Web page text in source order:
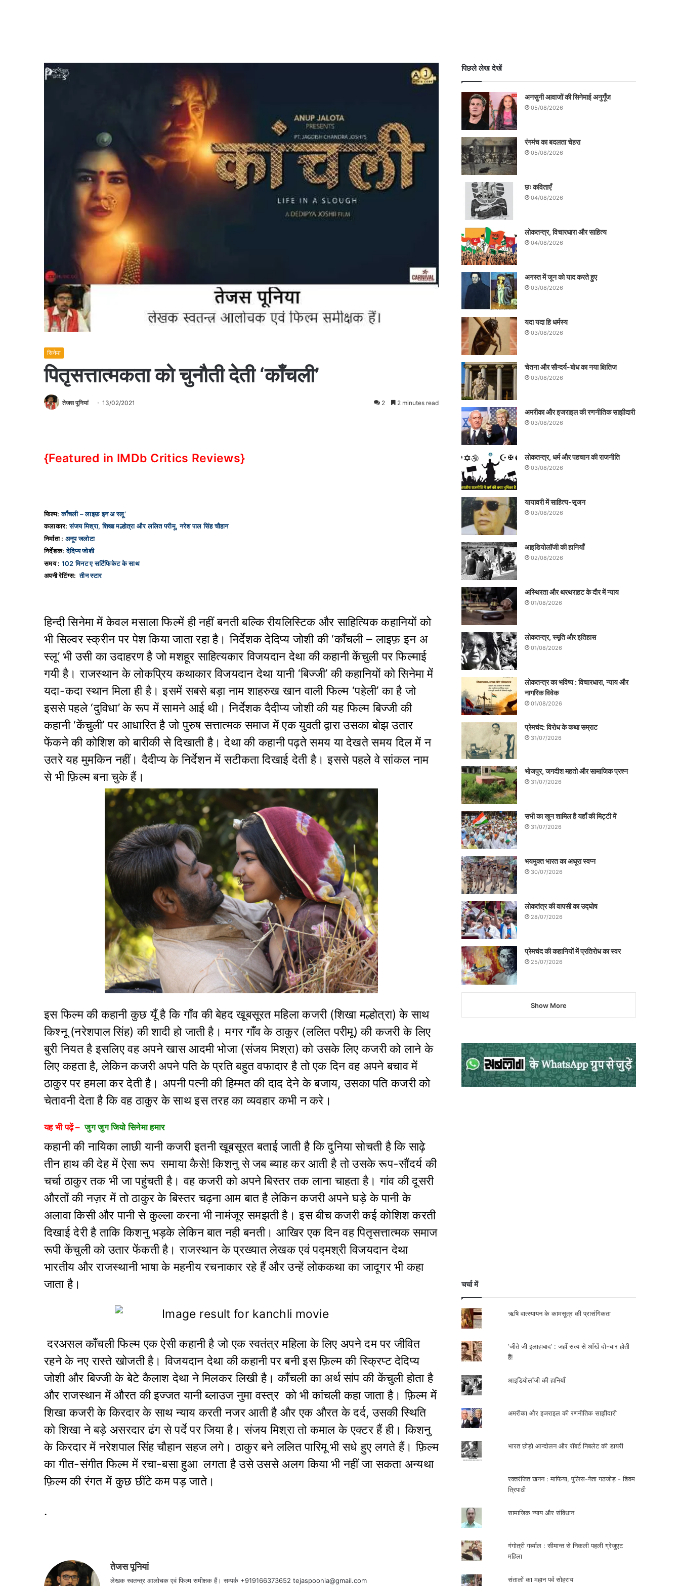
सिनेमा
पितृसत्तात्मकता को चुनौती देती ‘काँचली’
तेजस पूनियां 13/02/2021 2 2 minutes read
{Featured in IMDb Critics Reviews}
फिल्म: काँचली – लाइफ़ इन अ स्लू’
कलाकार: संजय मिश्रा, शिखा मल्होत्रा और ललित परीमू, नरेश पाल सिंह चौहान
निर्माता : अनूप जलोटा
निर्देशक: देदिप्य जोशी
समय : 102 मिनट ए सर्टिफिकेट के साथ
अपनी रेटिंग्स: तीन स्टार
हिन्दी सिनेमा में केवल मसाला फिल्में ही नहीं बनती बल्कि रीयलिस्टिक और साहित्यिक कहानियों को
भी सिल्वर स्क्रीन पर पेश किया जाता रहा है। निर्देशक देदिप्य जोशी की ‘काँचली – लाइफ़ इन अ
स्लू’ भी उसी का उदाहरण है जो मशहूर साहित्यकार विजयदान देथा की कहानी केंचुली पर फिल्माई
गयी है। राजस्थान के लोकप्रिय कथाकार विजयदान देथा यानी ‘बिज्जी’ की कहानियों को सिनेमा में
यदा-कदा स्थान मिला ही है। इसमें सबसे बड़ा नाम शाहरुख खान वाली फिल्म ‘पहेली’ का है जो
इससे पहले ‘दुविधा’ के रूप में सामने आई थी। निर्देशक दैदीप्य जोशी की यह फिल्म बिज्जी की
कहानी ‘केंचुली’ पर आधारित है जो पुरुष सत्तात्मक समाज में एक युवती द्वारा उसका बोझ उतार
फेंकने की कोशिश को बारीकी से दिखाती है। देथा की कहानी पढ़ते समय या देखते समय दिल में न
उतरे यह मुमकिन नहीं। दैदीप्य के निर्देशन में सटीकता दिखाई देती है। इससे पहले वे सांकल नाम
से भी फ़िल्म बना चुके हैं।
इस फिल्म की कहानी कुछ यूँ है कि गाँव की बेहद खूबसूरत महिला कजरी (शिखा मल्होत्रा) के साथ
किश्नू (नरेशपाल सिंह) की शादी हो जाती है। मगर गाँव के ठाकुर (ललित परीमू) की कजरी के लिए
बुरी नियत है इसलिए वह अपने खास आदमी भोजा (संजय मिश्रा) को उसके लिए कजरी को लाने के
लिए कहता है, लेकिन कजरी अपने पति के प्रति बहुत वफादार है तो एक दिन वह अपने बचाव में
ठाकुर पर हमला कर देती है। अपनी पत्नी की हिम्मत की दाद देने के बजाय, उसका पति कजरी को
चेतावनी देता है कि वह ठाकुर के साथ इस तरह का व्यवहार कभी न करे।
यह भी पढ़ें –जुग जुग जियो सिनेमा हमार
कहानी की नायिका लाछी यानी कजरी इतनी खूबसूरत बताई जाती है कि दुनिया सोचती है कि साढ़े
तीन हाथ की देह में ऐसा रूप समाया कैसे! किशनु से जब ब्याह कर आती है तो उसके रूप-सौंदर्य की
चर्चा ठाकुर तक भी जा पहुंचती है। वह कजरी को अपने बिस्तर तक लाना चाहता है। गांव की दूसरी
औरतों की नज़र में तो ठाकुर के बिस्तर चढ़ना आम बात है लेकिन कजरी अपने घड़े के पानी के
अलावा किसी और पानी से कुल्ला करना भी नामंजूर समझती है। इस बीच कजरी कई कोशिश करती
दिखाई देरी है ताकि किशनु भड़के लेकिन बात नही बनती। आखिर एक दिन वह पितृसत्तात्मक समाज
रूपी केंचुली को उतार फेंकती है। राजस्थान के प्रख्यात लेखक एवं पद्मश्री विजयदान देथा
भारतीय और राजस्थानी भाषा के महनीय रचनाकार रहे हैं और उन्हें लोककथा का जादूगर भी कहा
जाता है।
दरअसल काँचली फिल्म एक ऐसी कहानी है जो एक स्वतंत्र महिला के लिए अपने दम पर जीवित
रहने के नए रास्ते खोजती है। विजयदान देथा की कहानी पर बनी इस फ़िल्म की स्क्रिप्ट देदिप्य
जोशी और बिज्जी के बेटे कैलाश देथा ने मिलकर लिखी है। काँचली का अर्थ सांप की केंचुली होता है
और राजस्थान में औरत की इज्जत यानी ब्लाउज नुमा वस्त्र को भी कांचली कहा जाता है। फ़िल्म में
शिखा कजरी के किरदार के साथ न्याय करती नजर आती है और एक औरत के दर्द, उसकी स्थिति
को शिखा ने बड़े असरदार ढंग से पर्दे पर जिया है। संजय मिश्रा तो कमाल के एक्टर हैं ही। किशनु
के किरदार में नरेशपाल सिंह चौहान सहज लगे। ठाकुर बने ललित पारिमू भी सधे हुए लगते हैं। फ़िल्म
का गीत-संगीत फिल्म में रचा-बसा हुआ लगता है उसे उससे अलग किया भी नहीं जा सकता अन्यथा
फ़िल्म की रंगत में कुछ छींटे कम पड़ जाते।
.
तेजस पूनियां
लेखक स्वतन्त्र आलोचक एवं फिल्म समीक्षक हैं। सम्पर्क +919166373652 tejaspoonia@gmail.com
पिछले लेख देखें
अनसुनी आवाजों की सिनेमाई अनुगूँज
05/08/2026
रंगमंच का बदलता चेहरा
05/08/2026
छः कविताएँ
04/08/2026
लोकतन्त्र, विचारधारा और साहित्य
04/08/2026
अगस्त में जून को याद करते हुए
03/08/2026
यदा यदा हि धर्मस्य
03/08/2026
चेतना और सौन्दर्य-बोध का नया क्षितिज
03/08/2026
अमरीका और इजराइल की रणनीतिक साझीदारी
03/08/2026
लोकतन्त्र, धर्म और पहचान की राजनीति
03/08/2026
यायावरी में साहित्य-सृजन
03/08/2026
आइडियोलॉजी की हानियाँ
02/08/2026
अस्थिरता और थरथराहट के दौर में न्याय
01/08/2026
लोकतन्त्र, स्मृति और इतिहास
01/08/2026
लोकतन्त्र का भविष्य : विचारधारा, न्याय और
नागरिक विवेक
01/08/2026
प्रेमचंद: विरोध के कथा सम्राट
31/07/2026
भोजपुर, जगदीश महतो और सामाजिक प्रश्न
31/07/2026
सभी का खून शामिल है यहाँ की मिट्टी में
31/07/2026
भयमुक्त भारत का अधूरा स्वप्न
30/07/2026
लोकतंत्र की वापसी का उद्घोष
28/07/2026
प्रेमचंद की कहानियों में प्रतिरोध का स्वर
25/07/2026
Show More
चर्चा में
ऋषि वात्स्यायन के कामसूत्र की प्रासंगिकता
‘जीते जी इलाहाबाद’ : जहाँ सत्य से आँखें दो-चार होती
हैं!
आइडियोलॉजी की हानियाँ
अमरीका और इजराइल की रणनीतिक साझीदारी
भारत छोड़ो आन्दोलन और रॉबर्ट निबलेट की डायरी
रक्तरंजित खनन : माफिया, पुलिस-नेता गठजोड़ - शिवम
त्रिपाठी